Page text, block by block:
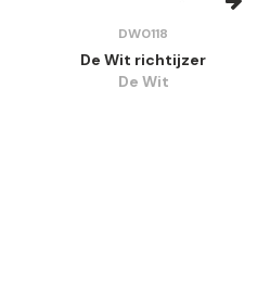
DW0118
De Wit richtijzer
De Wit